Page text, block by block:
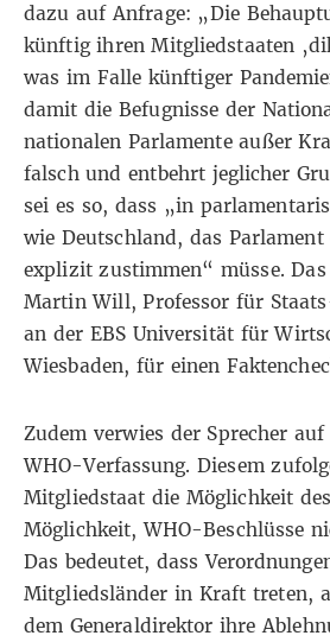
dazu auf Anfrage: „Die
künftig ihren Mitgliedstaaten
was im Falle künftiger
damit die Befugnisse der
nationalen Parlamente außer
falsch und entbehrt jeglicher
sei es so, dass „in
wie Deutschland, das Parlament
explizit zustimmen“ müsse.
Martin Will, Professor für
an der EBS Universität für
Wiesbaden, für einen
Zudem verwies der Sprecher
WHO-Verfassung. Diesem
Mitgliedstaat die Möglichkeit
Möglichkeit, WHO-Beschlüsse
Das bedeutet, dass
Mitgliedsländer in Kraft treten,
dem Generaldirektor ihre